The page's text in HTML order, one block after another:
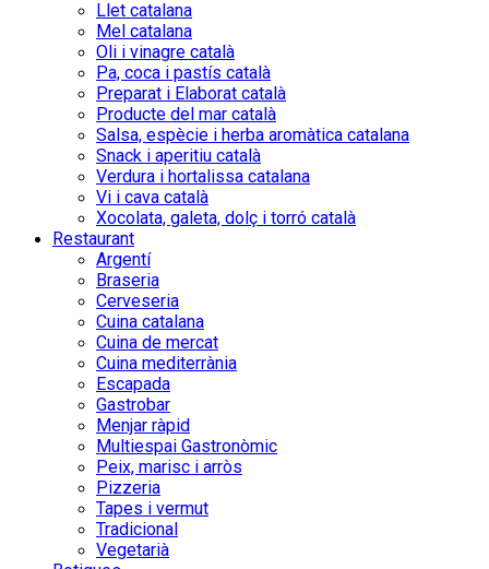
Llet catalana
Mel catalana
Oli i vinagre català
Pa, coca i pastís català
Preparat i Elaborat català
Producte del mar català
Salsa, espècie i herba aromàtica catalana
Snack i aperitiu català
Verdura i hortalissa catalana
Vi i cava català
Xocolata, galeta, dolç i torró català
Restaurant
Argentí
Braseria
Cerveseria
Cuina catalana
Cuina de mercat
Cuina mediterrània
Escapada
Gastrobar
Menjar ràpid
Multiespai Gastronòmic
Peix, marisc i arròs
Pizzeria
Tapes i vermut
Tradicional
Vegetarià